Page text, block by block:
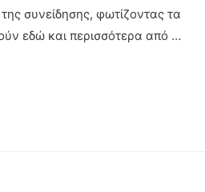
συνείδησης, φωτίζοντας τα
εδώ και περισσότερα από …